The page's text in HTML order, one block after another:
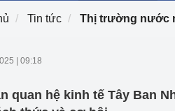
mại, Dịch vụ Việt
Tin tức Thị trường nước
09:18
quan hệ kinh tế Tây Ban